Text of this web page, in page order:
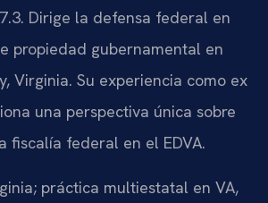
Dirige la defensa federal en
propiedad gubernamental en
Virginia. Su experiencia como ex
una perspectiva única sobre
fiscalía federal en el EDVA.
práctica multiestatal en VA,